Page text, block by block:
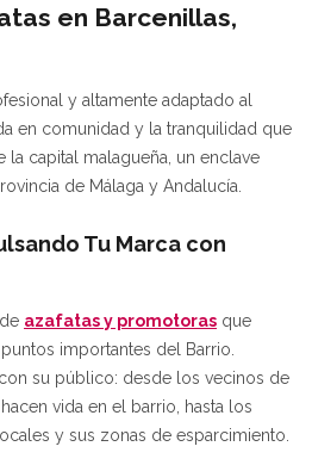
en Barcenillas,
y altamente adaptado al
en comunidad y la tranquilidad que
la capital malagueña, un enclave
de Málaga y Andalucía.
Tu Marca con
azafatas y promotoras que
importantes del Barrio.
su público: desde los vecinos de
vida en el barrio, hasta los
y sus zonas de esparcimiento.